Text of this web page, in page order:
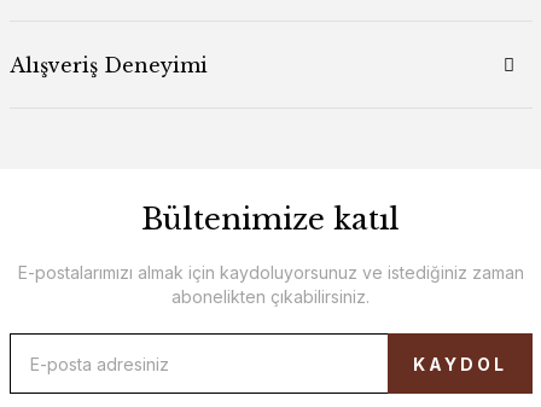
Alışveriş Deneyimi
Bültenimize katıl
E-postalarımızı almak için kaydoluyorsunuz ve istediğiniz zaman
abonelikten çıkabilirsiniz.
KAYDOL